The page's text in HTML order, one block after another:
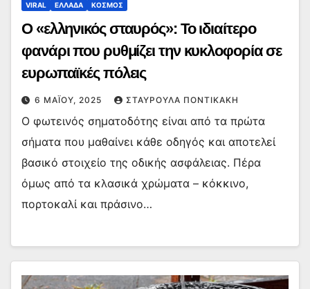
VIRAL ΕΛΛΑΔΑ ΚΟΣΜΟΣ
Ο «ελληνικός σταυρός»: Το ιδιαίτερο
φανάρι που ρυθμίζει την κυκλοφορία σε
ευρωπαϊκές πόλεις
6 ΜΑΪ́ΟΥ, 2025 ΣΤΑΥΡΟΎΛΑ ΠΟΝΤΙΚΆΚΗ
Ο φωτεινός σηματοδότης είναι από τα πρώτα
σήματα που μαθαίνει κάθε οδηγός και αποτελεί
βασικό στοιχείο της οδικής ασφάλειας. Πέρα
όμως από τα κλασικά χρώματα – κόκκινο,
πορτοκαλί και πράσινο…